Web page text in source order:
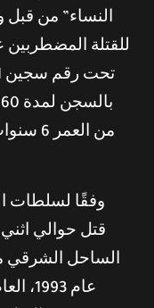
النساء” من
للقتلة المضطربين
من
وفقًا لسلطات
قتل حوالي
الساحل الشرقي
عام